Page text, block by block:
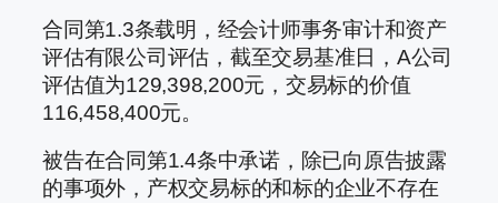
合同第1.3条载明，经会计师事务审计和资产
评估有限公司评估，截至交易基准日，A公司
评估值为129,398,200元，交易标的价值
116,458,400元。
被告在合同第1.4条中承诺，除已向原告披露
的事项外，产权交易标的和标的企业不存在